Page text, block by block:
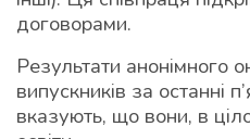
договорами.
Результати анонімного
випускників за останні
вказують, що вони, в